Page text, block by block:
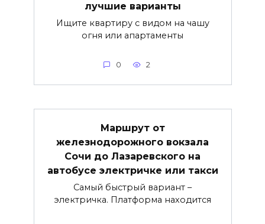
лучшие варианты
Ищите квартиру с видом на чашу
огня или апартаменты
0 2
Маршрут от
железнодорожного вокзала
Сочи до Лазаревского на
автобусе электричке или такси
Самый быстрый вариант –
электричка. Платформа находится